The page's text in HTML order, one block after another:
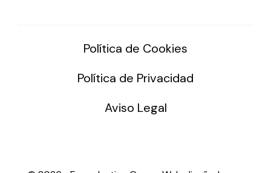
Política de Cookies
Política de Privacidad
Aviso Legal